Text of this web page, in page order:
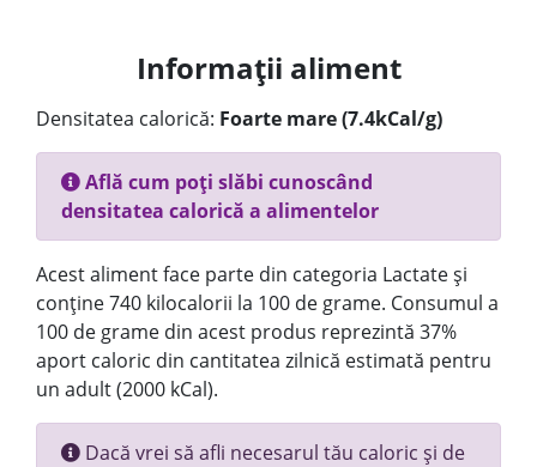
Informații aliment
Densitatea calorică: Foarte mare (7.4kCal/g)
Află cum poți slăbi cunoscând
densitatea calorică a alimentelor
Acest aliment face parte din categoria Lactate și
conține 740 kilocalorii la 100 de grame. Consumul a
100 de grame din acest produs reprezintă 37%
aport caloric din cantitatea zilnică estimată pentru
un adult (2000 kCal).
Dacă vrei să afli necesarul tău caloric și de